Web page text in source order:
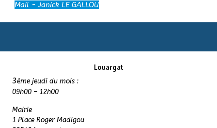
Mail - Janick LE GALLOU
Louargat
3ème jeudi du mois :
09h00 – 12h00
Mairie
1 Place Roger Madigou